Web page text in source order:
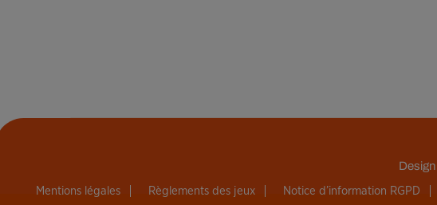
Design
Mentions légales Règlements des jeux Notice d’information RGPD